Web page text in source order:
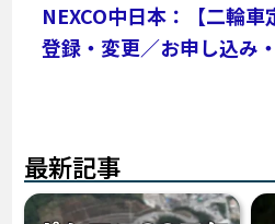
NEXCO中日本：【二輪
登録・変更／お申し込み
最新記事